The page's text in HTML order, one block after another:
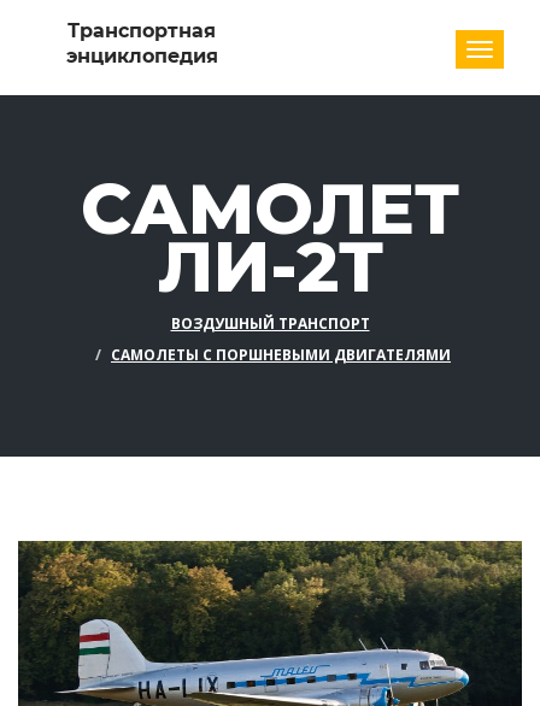
САМОЛЕТ
ЛИ-2Т
ВОЗДУШНЫЙ ТРАНСПОРТ
САМОЛЕТЫ С ПОРШНЕВЫМИ ДВИГАТЕЛЯМИ